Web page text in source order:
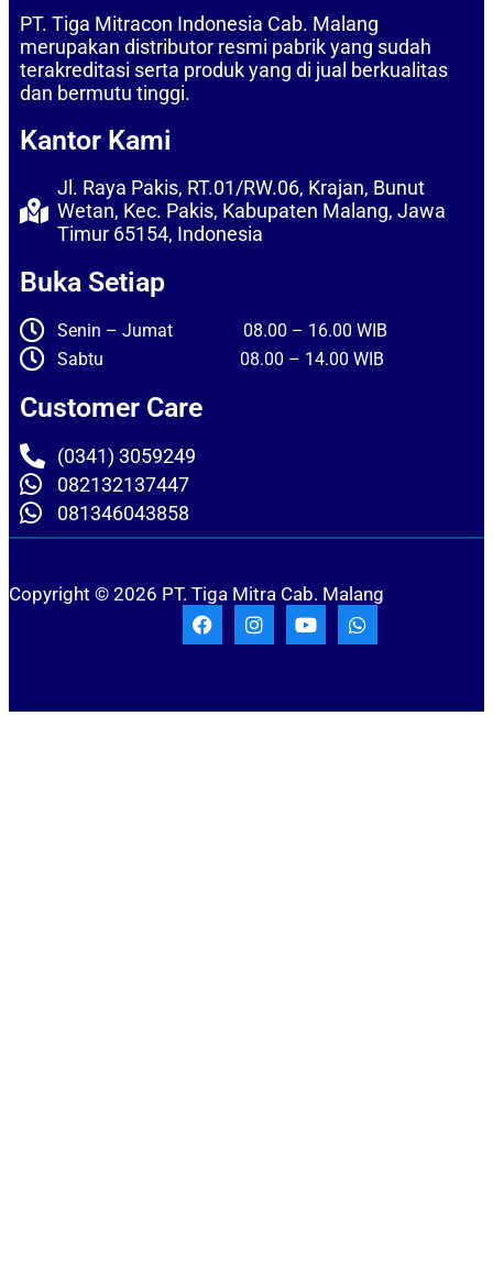
PT. Tiga Mitracon Indonesia Cab. Malang
merupakan distributor resmi pabrik yang sudah
terakreditasi serta produk yang di jual berkualitas
dan bermutu tinggi.
Kantor Kami
Jl. Raya Pakis, RT.01/RW.06, Krajan, Bunut
Wetan, Kec. Pakis, Kabupaten Malang, Jawa
Timur 65154, Indonesia
Buka Setiap
Senin – Jumat 08.00 – 16.00 WIB
Sabtu 08.00 – 14.00 WIB
Customer Care
(0341) 3059249
082132137447
081346043858
Copyright © 2026 PT. Tiga Mitra Cab. Malang